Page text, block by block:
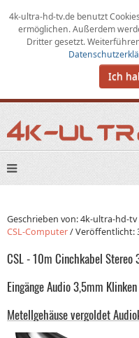
4k-ultra-hd-tv.de benutzt
ermöglichen.Außerdem
Dritter gesetzt.
Ich
Geschrieben von: 4k-ultra-hd-
CSL-Computer/Veröffentlicht:
CSL - 10m Cinchkabel Stereo
Eingänge Audio 3,5mm
Metellgehäuse vergoldet